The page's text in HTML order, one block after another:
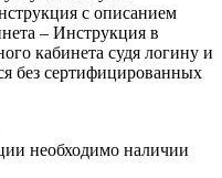
с описанием
– Инструкция в
кабинета судя логину и
без сертифицированных
необходимо наличии